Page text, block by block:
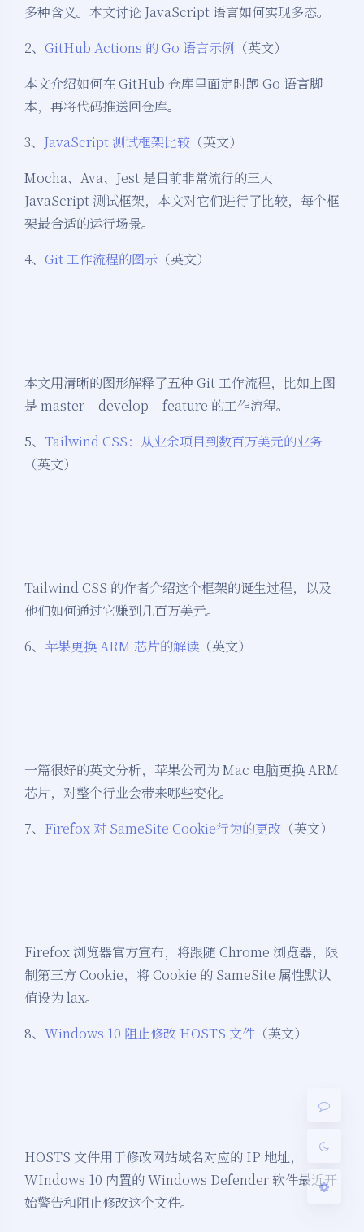
夜间模式
Sans Serif
多种含义。本文讨论 JavaScript 语言如何实现多态。
2、 GitHub Actions 的 Go 语言示例 （英文）
本文介绍如何在 GitHub 仓库里面定时跑 Go 语言脚
本，再将代码推送回仓库。
3、 JavaScript 测试框架比较 （英文）
Mocha、Ava、Jest 是目前非常流行的三大
JavaScript 测试框架，本文对它们进行了比较，每个框
架最合适的运行场景。
4、 Git 工作流程的图示 （英文）
本文用清晰的图形解释了五种 Git 工作流程，比如上图
是 master – develop – feature 的工作流程。
5、 Tailwind CSS：从业余项目到数百万美元的业务
（英文）
Tailwind CSS 的作者介绍这个框架的诞生过程，以及
他们如何通过它赚到几百万美元。
6、 苹果更换 ARM 芯片的解读 （英文）
一篇很好的英文分析，苹果公司为 Mac 电脑更换 ARM
芯片，对整个行业会带来哪些变化。
7、 Firefox 对 SameSite Cookie行为的更改 （英文）
Firefox 浏览器官方宣布，将跟随 Chrome 浏览器，限
制第三方 Cookie，将 Cookie 的 SameSite 属性默认
值设为 lax。
8、 Windows 10 阻止修改 HOSTS 文件 （英文）
HOSTS 文件用于修改网站域名对应的 IP 地址，
WIndows 10 内置的 Windows Defender 软件最近开
始警告和阻止修改这个文件。